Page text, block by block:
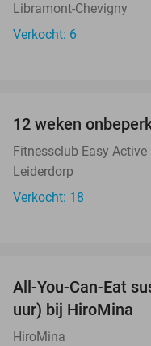
Libramont-Chevigny
Verkocht: 6
12 weken
Fitnessclub Easy Active
Leiderdorp
Verkocht: 18
All-You-Can-Eat
uur) bij HiroMina
HiroMina